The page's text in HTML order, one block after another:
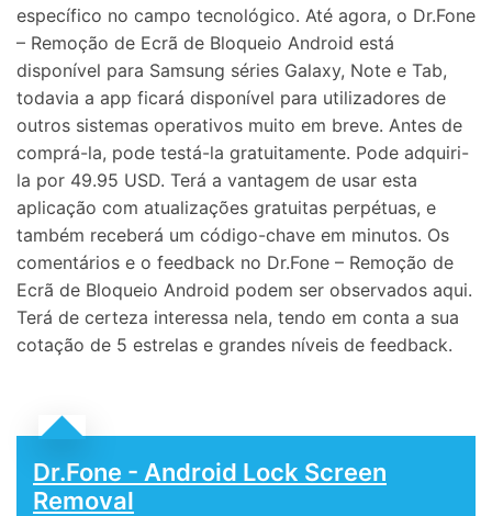
específico no campo tecnológico. Até agora, o Dr.Fone
– Remoção de Ecrã de Bloqueio Android está
disponível para Samsung séries Galaxy, Note e Tab,
todavia a app ficará disponível para utilizadores de
outros sistemas operativos muito em breve. Antes de
comprá-la, pode testá-la gratuitamente. Pode adquiri-
la por 49.95 USD. Terá a vantagem de usar esta
aplicação com atualizações gratuitas perpétuas, e
também receberá um código-chave em minutos. Os
comentários e o feedback no Dr.Fone – Remoção de
Ecrã de Bloqueio Android podem ser observados aqui.
Terá de certeza interessa nela, tendo em conta a sua
cotação de 5 estrelas e grandes níveis de feedback.
Dr.Fone - Android Lock Screen
Removal